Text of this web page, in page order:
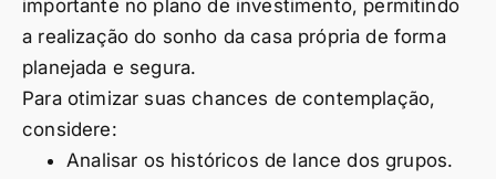
importante no plano de investimento, permitindo
a realização do sonho da casa própria de forma
planejada e segura.
Para otimizar suas chances de contemplação,
considere:
Analisar os históricos de lance dos grupos.